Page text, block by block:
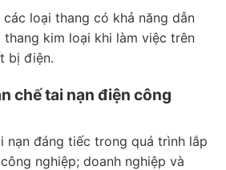
loại thang có khả năng dẫn
kim loại khi làm việc trên
bị điện.
chế tai nạn điện công
nạn đáng tiếc trong quá trình lắp
nghiệp; doanh nghiệp và